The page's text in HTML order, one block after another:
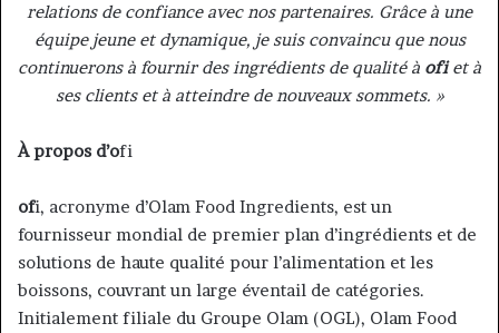
relations de confiance avec nos partenaires. Grâce à une
équipe jeune et dynamique, je suis convaincu que nous
continuerons à fournir des ingrédients de qualité à ofiet à
ses clients et à atteindre de nouveaux sommets. »
À propos d’ofi
ofi, acronyme d’Olam Food Ingredients, est un
fournisseur mondial de premier plan d’ingrédients et de
solutions de haute qualité pour l’alimentation et les
boissons, couvrant un large éventail de catégories.
Initialement filiale du Groupe Olam (OGL), Olam Food